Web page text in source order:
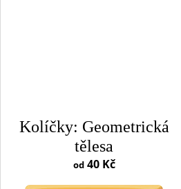
Kolíčky: Geometrická
tělesa
od40 Kč